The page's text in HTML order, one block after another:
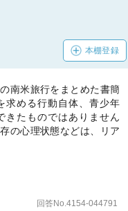
本棚登録
南米旅行をまとめた書簡
求める行動自体、青少年
きたものではありません
の心理状態などは、リア
回答No.4154-044791